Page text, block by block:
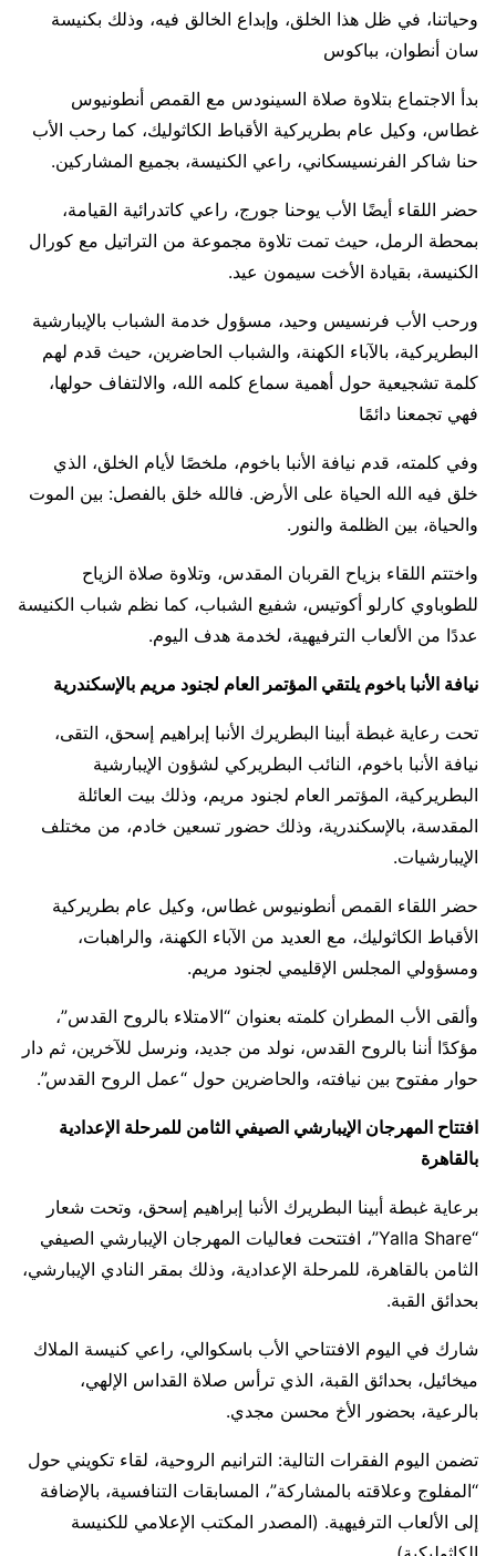
وحياتنا، في ظل هذا الخلق، وإبداع الخالق فيه، وذلك بكنيسة
سان أنطوان، بباكوس
بدأ الاجتماع بتلاوة صلاة السينودس مع القمص أنطونيوس
غطاس، وكيل عام بطريركية الأقباط الكاثوليك، كما رحب الأب
حنا شاكر الفرنسيسكاني، راعي الكنيسة، بجميع المشاركين.
حضر اللقاء أيضًا الأب يوحنا جورج، راعي كاتدرائية القيامة،
بمحطة الرمل، حيث تمت تلاوة مجموعة من التراتيل مع كورال
الكنيسة، بقيادة الأخت سيمون عيد.
ورحب الأب فرنسيس وحيد، مسؤول خدمة الشباب بالإيبارشية
البطريركية، بالآباء الكهنة، والشباب الحاضرين، حيث قدم لهم
كلمة تشجيعية حول أهمية سماع كلمه الله، والالتفاف حولها،
فهي تجمعنا دائمًا
وفي كلمته، قدم نيافة الأنبا باخوم، ملخصًا لأيام الخلق، الذي
خلق فيه الله الحياة على الأرض. فالله خلق بالفصل: بين الموت
والحياة، بين الظلمة والنور.
واختتم اللقاء بزياح القربان المقدس، وتلاوة صلاة الزياح
للطوباوي كارلو أكوتيس، شفيع الشباب، كما نظم شباب الكنيسة
عددًا من الألعاب الترفيهية، لخدمة هدف اليوم.
نيافة الأنبا باخوم يلتقي المؤتمر العام لجنود مريم بالإسكندرية
تحت رعاية غبطة أبينا البطريرك الأنبا إبراهيم إسحق، التقى،
نيافة الأنبا باخوم، النائب البطريركي لشؤون الإيبارشية
البطريركية، المؤتمر العام لجنود مريم، وذلك بيت العائلة
المقدسة، بالإسكندرية، وذلك حضور تسعين خادم، من مختلف
الإيبارشيات.
حضر اللقاء القمص أنطونيوس غطاس، وكيل عام بطريركية
الأقباط الكاثوليك، مع العديد من الآباء الكهنة، والراهبات،
ومسؤولي المجلس الإقليمي لجنود مريم.
وألقى الأب المطران كلمته بعنوان “الامتلاء بالروح القدس”،
مؤكدًا أننا بالروح القدس، نولد من جديد، ونرسل للآخرين، ثم دار
حوار مفتوح بين نيافته، والحاضرين حول “عمل الروح القدس”.
افتتاح المهرجان الإيبارشي الصيفي الثامن للمرحلة الإعدادية
بالقاهرة
برعاية غبطة أبينا البطريرك الأنبا إبراهيم إسحق، وتحت شعار
“Yalla Share”، افتتحت فعاليات المهرجان الإيبارشي الصيفي
الثامن بالقاهرة، للمرحلة الإعدادية، وذلك بمقر النادي الإيبارشي،
بحدائق القبة.
شارك في اليوم الافتتاحي الأب باسكوالي، راعي كنيسة الملاك
ميخائيل، بحدائق القبة، الذي ترأس صلاة القداس الإلهي،
بالرعية، بحضور الأخ محسن مجدي.
تضمن اليوم الفقرات التالية: الترانيم الروحية، لقاء تكويني حول
“المفلوج وعلاقته بالمشاركة”، المسابقات التنافسية، بالإضافة
إلى الألعاب الترفيهية. (المصدر المكتب الإعلامي للكنيسة